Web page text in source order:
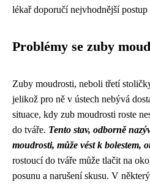
lékař doporučí nejvhodnější postup
Problémy se zuby
Zuby moudrosti, neboli třetí
jelikož pro ně v ústech nebývá
situace, kdy zub moudrosti roste
do tváře. Tento stav, odborně
moudrosti, může vést k bolestem,
rostoucí do tváře může tlačit na
posunu a narušení skusu. V